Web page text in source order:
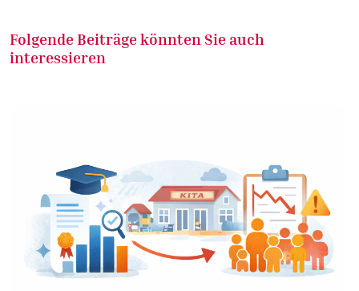
Folgende Beiträge könnten Sie auch
interessieren